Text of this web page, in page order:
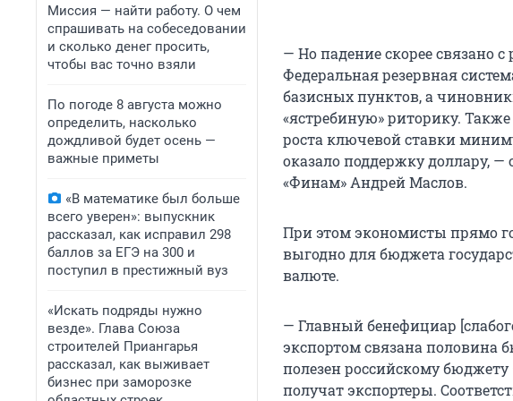
Миссия — найти работу. О чем
спрашивать на собеседовании
и сколько денег просить,
чтобы вас точно взяли
По погоде 8 августа можно
определить, насколько
дождливой будет осень —
важные приметы
«В математике был больше
всего уверен»: выпускник
рассказал, как исправил 298
баллов за ЕГЭ на 300 и
поступил в престижный вуз
«Искать подряды нужно
везде». Глава Союза
строителей Приангарья
рассказал, как выживает
бизнес при заморозке
— Но падение скорее связано
Федеральная резервная
базисных пунктов, а
«ястребиную» риторику.
роста ключевой ставки
оказало поддержку доллару,
«Финам» Андрей Маслов.
При этом экономисты прямо
выгодно для бюджета
валюте.
— Главный бенефициар
экспортом связана половина
полезен российскому
получат экспортеры.